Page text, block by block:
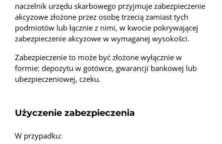
naczelnik urzędu skarbowego przyjmuje zabezpieczenie
akcyzowe złożone przez osobę trzecią zamiast tych
podmiotów lub łącznie z nimi, w kwocie pokrywającej
zabezpieczenie akcyzowe w wymaganej wysokości.
Zabezpieczenie to może być złożone wyłącznie w
formie: depozytu w gotówce, gwarancji bankowej lub
ubezpieczeniowej, czeku.
Użyczenie zabezpieczenia
W przypadku: